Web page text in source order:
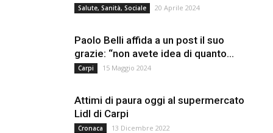
Salute, Sanità, Sociale 20 Aprile 2024
Paolo Belli affida a un post il suo
grazie: “non avete idea di quanto...
Carpi 15 Maggio 2024
Attimi di paura oggi al supermercato
Lidl di Carpi
Cronaca 13 Dicembre 2022